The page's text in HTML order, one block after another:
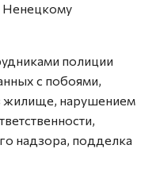
Ненецкому
полиции
с побоями,
жилище, нарушением
надзора, подделка